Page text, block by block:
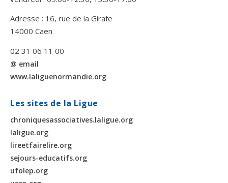
Adresse : 16, rue de la Girafe
14000 Caen
02 31 06 11 00
@ email
www.laliguenormandie.org
Les sites de la Ligue
chroniquesassociatives.laligue.org
laligue.org
lireetfairelire.org
sejours-educatifs.org
ufolep.org